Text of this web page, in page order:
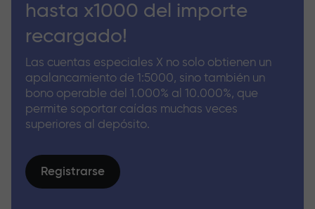
hasta x1000 del importe
recargado!
Las cuentas especiales X no solo obtienen un
apalancamiento de 1:5000, sino también un
bono operable del 1.000% al 10.000%, que
permite soportar caídas muchas veces
superiores al depósito.
Registrarse